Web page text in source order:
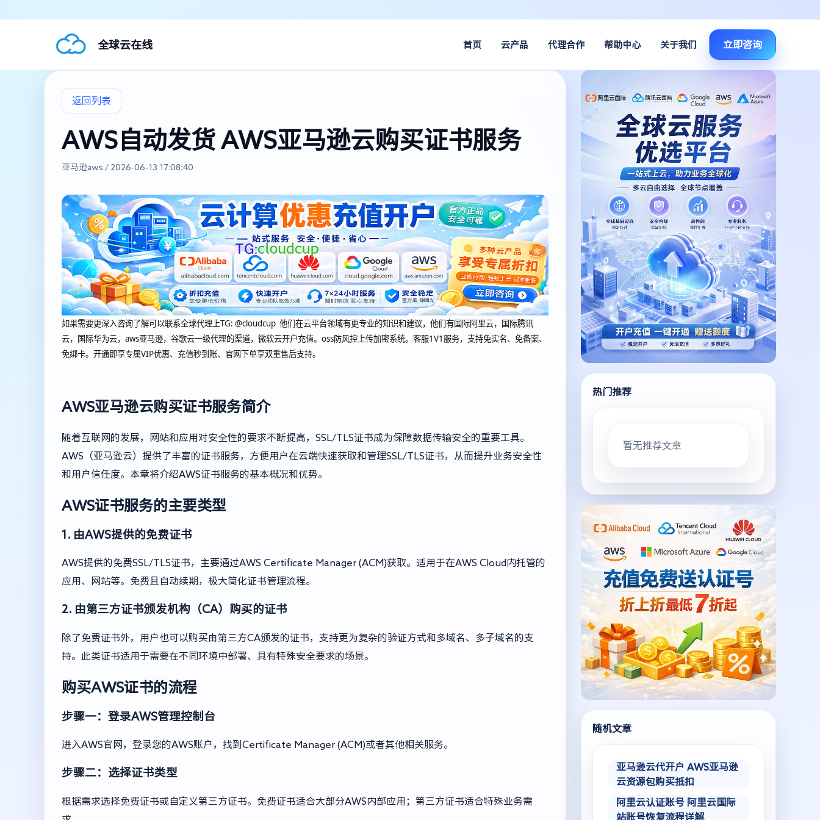
全球云在线 首页 云产品 代理合作 帮助中心 关于我们 立即咨询
返回列表
AWS自动发货 AWS亚马逊云购买证书服务
亚马逊aws / 2026-06-13 17:08:40
如果需要更深入咨询了解可以联系全球代理上TG: @cloudcup 他们在云平台领域有更专业的知识和建议，他们有国际阿里云，国际腾讯
云，国际华为云，aws亚马逊，谷歌云一级代理的渠道，微软云开户充值。oss防风控上传加密系统。客服1V1服务，支持免实名、免备案、
免绑卡。开通即享专属VIP优惠、充值秒到账、官网下单享双重售后支持。
AWS亚马逊云购买证书服务简介
随着互联网的发展，网站和应用对安全性的要求不断提高，SSL/TLS证书成为保障数据传输安全的重要工具。
AWS（亚马逊云）提供了丰富的证书服务，方便用户在云端快速获取和管理SSL/TLS证书，从而提升业务安全性
和用户信任度。本章将介绍AWS证书服务的基本概况和优势。
AWS证书服务的主要类型
1. 由AWS提供的免费证书
AWS提供的免费SSL/TLS证书，主要通过AWS Certificate Manager (ACM)获取。适用于在AWS Cloud内托管的
应用、网站等。免费且自动续期，极大简化证书管理流程。
2. 由第三方证书颁发机构（CA）购买的证书
除了免费证书外，用户也可以购买由第三方CA颁发的证书，支持更为复杂的验证方式和多域名、多子域名的支
持。此类证书适用于需要在不同环境中部署、具有特殊安全要求的场景。
购买AWS证书的流程
步骤一：登录AWS管理控制台
进入AWS官网，登录您的AWS账户，找到Certificate Manager (ACM)或者其他相关服务。
步骤二：选择证书类型
根据需求选择免费证书或自定义第三方证书。免费证书适合大部分AWS内部应用；第三方证书适合特殊业务需
热门推荐
暂无推荐文章
随机文章
亚马逊云代开户 AWS亚马逊
云资源包购买抵扣
阿里云认证账号 阿里云国际
站账号恢复流程详解